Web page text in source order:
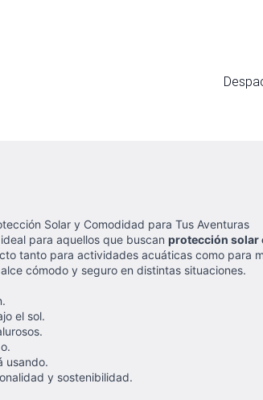
Solar y Comodidad para Tus Aventuras
para aquellos que buscan protección solar
tanto para actividades acuáticas como para
cómodo y seguro en distintas situaciones.
el sol.
usando.
y sostenibilidad.